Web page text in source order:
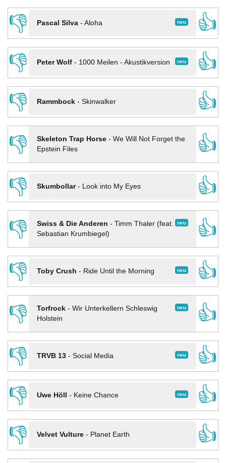
👎
neu
Pascal Silva- Aloha
👍
👎
neu
Peter Wolf- 1000 Meilen - Akustikversion
👍
👎
Rammbock- Skinwalker
👍
👎
Skeleton Trap Horse- We Will Not Forget the
Epstein Files
👍
👎
Skumbollar- Look into My Eyes
👍
👎
neu
Swiss & Die Anderen - Timm Thaler (feat.
Sebastian Krumbiegel)
👍
👎
neu
Toby Crush - Ride Until the Morning
👍
👎
neu
Torfrock- Wir Unterkellern Schleswig
Holstein
👍
👎
neu
TRVB 13- Social Media
👍
👎
neu
Uwe Höll - Keine Chance
👍
👎
Velvet Vulture- Planet Earth
👍